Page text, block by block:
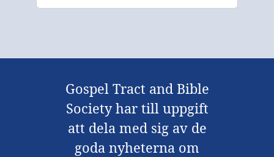
Gospel Tract and Bible
Society har till uppgift
att dela med sig av de
goda nyheterna om